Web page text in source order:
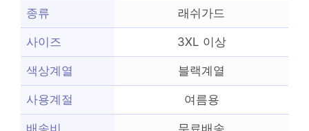
종류 래쉬가드
사이즈 3XL 이상
색상계열 블랙계열
사용계절 여름용
배송비 무료배송